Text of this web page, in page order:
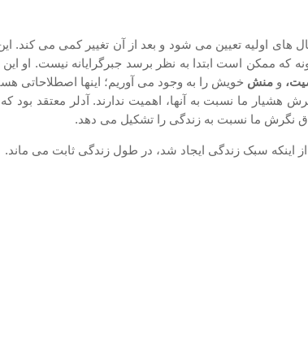
اولیه تعیین می شود و بعد از آن تغییر کمی می کند. این
که ممکن است ابتدا به نظر برسد جبرگرایانه نیست. او
و منش خویش را به وجود می آوریم؛ اینها اصطلاحاتی
ما نسبت به آنها، اهمیت ندارند. آدلر معتقد بود
نگرش ما نسبت به زندگی را تشکیل می دهد.
از اینکه سبک زندگی ایجاد شد، در طول زندگی ثابت می ماند.